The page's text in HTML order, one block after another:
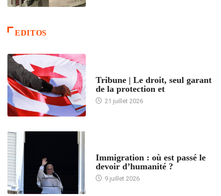
EDITOS
Tribune | Le droit, seul garant
de la protection et
21 juillet 2026
Immigration : où est passé le
devoir d’humanité ?
9 juillet 2026